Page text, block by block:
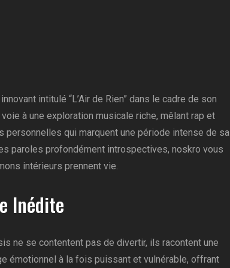
intitulé “L’Air de Rien” dans le cadre de son
à une exploration musicale riche, mêlant rap et
qui marquent une période intense de sa
paroles profondément introspectives, noskro vous
intérieurs prennent vie.
Inédite
ne se contentent pas de divertir, ils racontent une
émotionnel à la fois puissant et vulnérable, offrant